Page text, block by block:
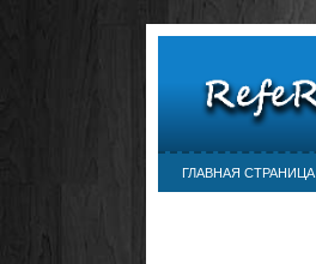
ГЛАВНАЯ СТРАНИЦА